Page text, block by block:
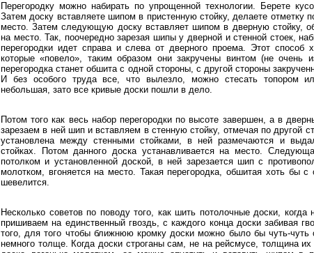
Перегородку можно набирать по упрощенной технологии. Берете
Затем доску вставляете шипом в пристенную стойку, делаете отметку
место. Затем следующую доску вставляет шипом в дверную стойку,
на место. Так, поочередно зарезая шипы у дверной и стенной стоек,
перегородки идет справа и слева от дверного проема. Этот
которые «повело», таким образом они закручены винтом (не очень
перегородка станет обшита с одной стороны, с другой стороны
И без особого труда все, что вылезло, можно стесать топором
небольшая, зато все кривые доски пошли в дело.
Потом того как весь набор перегородки по высоте завершен, а в
зарезаем в ней шип и вставляем в стенную стойку, отмечая по другой
установлена между стенными стойками, в ней размечаются и
стойках. Потом данного доска устанавливается на место.
потолком и установленной доской, в ней зарезается шип с
молотком, вгоняется на место. Такая перегородка, обшитая хоть бы
шевелится.
Несколько советов по поводу того, как шить потолочные доски,
пришиваем на единственный гвоздь, с каждого конца доски забивая
того, для того чтобы ближнюю кромку доски можно было бы чуть-
немного толще. Когда доски строганы сам, не на рейсмусе, толщина